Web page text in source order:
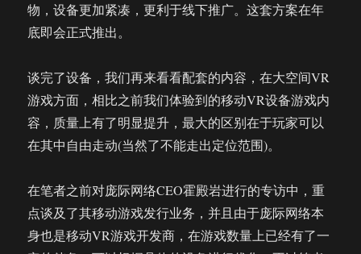
物，设备更加紧凑，更利于线下推广。这套方案在年
底即会正式推出。
谈完了设备，我们再来看看配套的内容，在大空间VR
游戏方面，相比之前我们体验到的移动VR设备游戏内
容，质量上有了明显提升，最大的区别在于玩家可以
在其中自由走动(当然了不能走出定位范围)。
在笔者之前对庞际网络CEO霍殿岩进行的专访中，重
点谈及了其移动游戏发行业务，并且由于庞际网络本
身也是移动VR游戏开发商，在游戏数量上已经有了一